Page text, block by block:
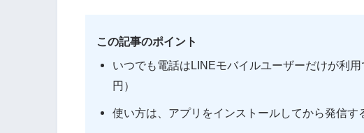
この記事のポイント
いつでも電話はLINEモバイルユーザーだけが利
円）
使い方は、アプリをインストールしてから発信す